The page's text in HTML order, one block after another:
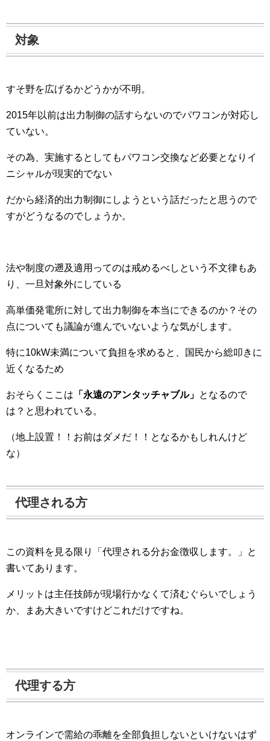
対象
すそ野を広げるかどうかが不明。
2015年以前は出力制御の話すらないのでパワコンが対応し
ていない。
その為、実施するとしてもパワコン交換など必要となりイ
ニシャルが現実的でない
だから経済的出力制御にしようという話だったと思うので
すがどうなるのでしょうか。
法や制度の遡及適用ってのは戒めるべしという不文律もあ
り、一旦対象外にしている
高単価発電所に対して出力制御を本当にできるのか？その
点についても議論が進んでいないような気がします。
特に10kW未満について負担を求めると、国民から総叩きに
近くなるため
おそらくここは 「永遠のアンタッチャブル」 となるので
は？と思われている。
（地上設置！！お前はダメだ！！となるかもしれんけど
な）
代理される方
この資料を見る限り「代理される分お金徴収します。」と
書いてあります。
メリットは主任技師が現場行かなくて済むぐらいでしょう
か、まあ大きいですけどこれだけですね。
代理する方
オンラインで需給の乖離を全部負担しないといけないはず